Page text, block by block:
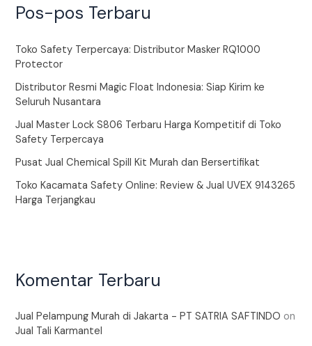
Pos-pos Terbaru
Toko Safety Terpercaya: Distributor Masker RQ1000
Protector
Distributor Resmi Magic Float Indonesia: Siap Kirim ke
Seluruh Nusantara
Jual Master Lock S806 Terbaru Harga Kompetitif di Toko
Safety Terpercaya
Pusat Jual Chemical Spill Kit Murah dan Bersertifikat
Toko Kacamata Safety Online: Review & Jual UVEX 9143265
Harga Terjangkau
Komentar Terbaru
Jual Pelampung Murah di Jakarta - PT SATRIA SAFTINDO on
Jual Tali Karmantel